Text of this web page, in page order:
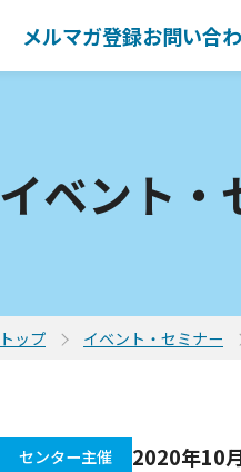
メルマガ登録お問い合
イベント・
トップ イベント・セミナー
センター主催 2020年10